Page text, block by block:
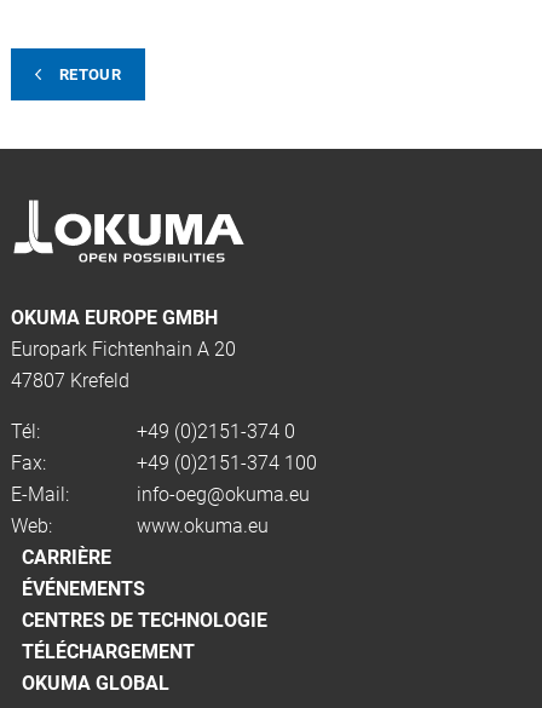
RETOUR
OKUMA EUROPE GMBH
Europark Fichtenhain A 20
47807 Krefeld
Tél:
+49 (0)2151-374 0
Fax:
+49 (0)2151-374 100
E-Mail:
info-oeg@okuma.eu
Web:
www.okuma.eu
CARRIÈRE
ÉVÉNEMENTS
CENTRES DE TECHNOLOGIE
TÉLÉCHARGEMENT
OKUMA GLOBAL